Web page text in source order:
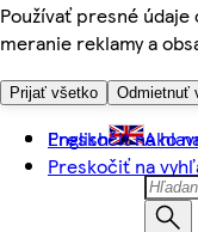
Používať presné
meranie reklamy a
Prijať všetko Odmietnuť
Preskočiť na
Preskočiť na
English Ako